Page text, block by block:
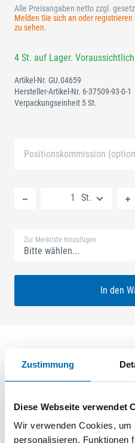
Zustimmung
Diese Webseite verwendet
Wir verwenden Cookies, um
personalisieren, Funktionen
Alle Preisangaben netto zzgl.
Melden Sie sich an oder
zu sehen.
4 St. auf Lager.
Artikel-Nr. GU.04659
Hersteller-Artikel-Nr. 6-37509-93-0-1
Verpackungseinheit 5 St.
Positionskommission
St.
Zur Merkliste hinzufügen
Bitte wählen...
In den
Produktbeschreibung
890mm Flachstulp 20x2,5mm
A1 730,0mm B1 760,0mm Für
Öffner: optional